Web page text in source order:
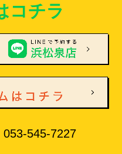
コチラ
545-7227